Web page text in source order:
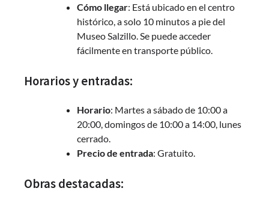
Cómo llegar: Está ubicado en el centro
histórico, a solo 10 minutos a pie del
Museo Salzillo. Se puede acceder
fácilmente en transporte público.
Horarios y entradas:
Horario: Martes a sábado de 10:00 a
20:00, domingos de 10:00 a 14:00, lunes
cerrado.
Precio de entrada: Gratuito.
Obras destacadas: